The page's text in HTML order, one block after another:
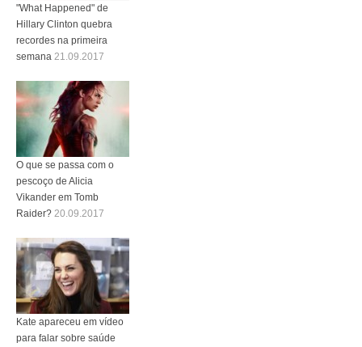
"What Happened" de
Hillary Clinton quebra
recordes na primeira
semana 21.09.2017
O que se passa com o
pescoço de Alicia
Vikander em Tomb
Raider? 20.09.2017
Kate apareceu em vídeo
para falar sobre saúde